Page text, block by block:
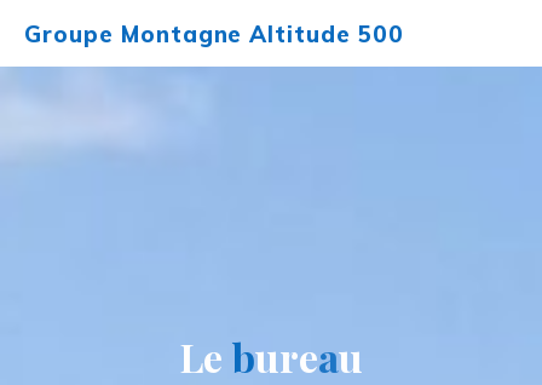
contenu
Groupe Montagne Altitude 500
Le bureau